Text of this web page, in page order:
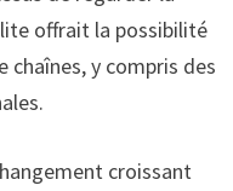
offrait la possibilité
y compris des
croissant